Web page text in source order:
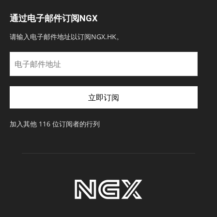
通过电子邮件订阅NGX
请输入电子邮件地址以订阅NGX.HK。
子
邮
件
址
立即订阅
加入其他 116 位订阅者的行列